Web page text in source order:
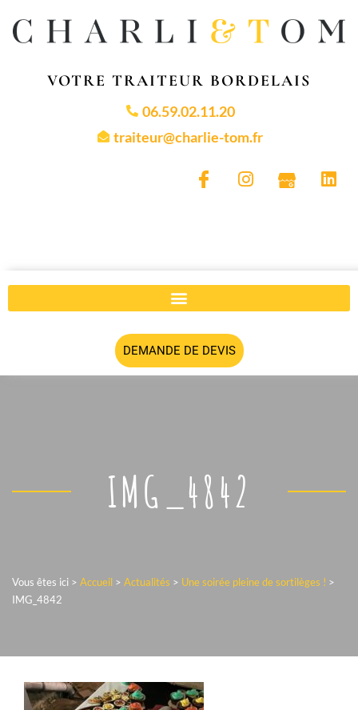
VOTRE TRAITEUR BORDELAIS
06.59.02.11.20
traiteur@charlie-tom.fr
DEMANDE DE DEVIS
IMG_4842
Vous êtes ici > Accueil > Actualités > Une soirée pleine de sortilèges ! >
IMG_4842